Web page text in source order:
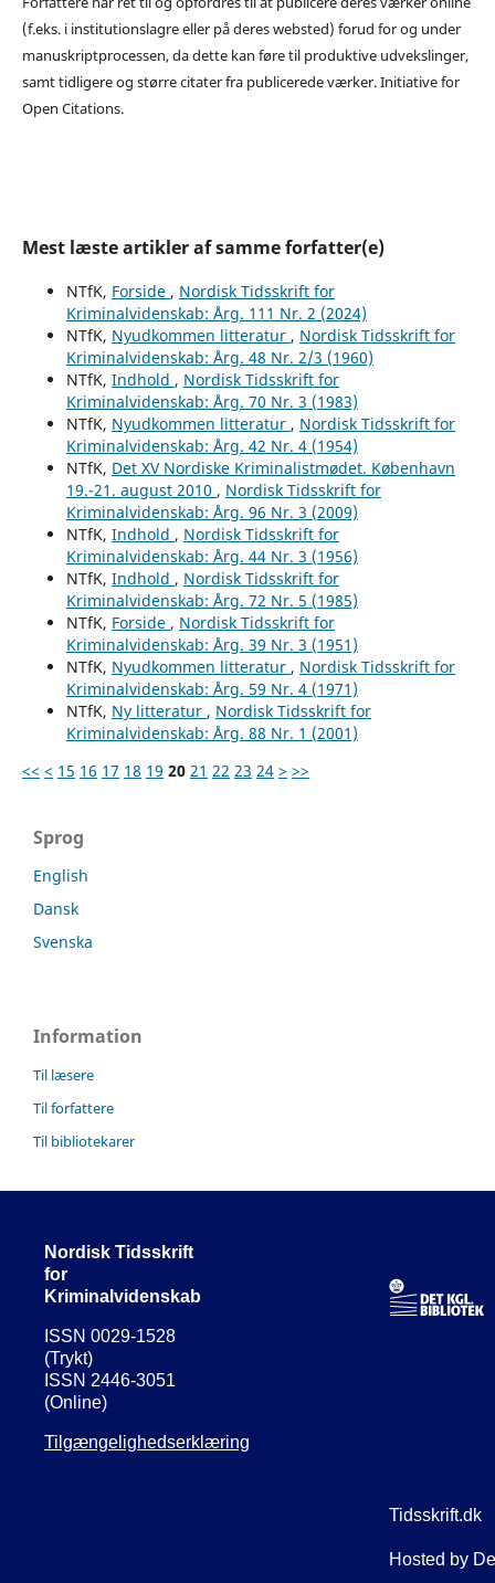
(f.eks. i institutionslagre eller på deres websted) forud for og under
manuskriptprocessen, da dette kan føre til produktive udvekslinger,
samt tidligere og større citater fra publicerede værker. Initiative for
Open Citations.
Mest læste artikler af samme forfatter(e)
NTfK, Forside , Nordisk Tidsskrift for
Kriminalvidenskab: Årg. 111 Nr. 2 (2024)
NTfK, Nyudkommen litteratur , Nordisk Tidsskrift for
Kriminalvidenskab: Årg. 48 Nr. 2/3 (1960)
NTfK, Indhold , Nordisk Tidsskrift for
Kriminalvidenskab: Årg. 70 Nr. 3 (1983)
NTfK, Nyudkommen litteratur , Nordisk Tidsskrift for
Kriminalvidenskab: Årg. 42 Nr. 4 (1954)
NTfK, Det XV Nordiske Kriminalistmødet. København
19.-21. august 2010 , Nordisk Tidsskrift for
Kriminalvidenskab: Årg. 96 Nr. 3 (2009)
NTfK, Indhold , Nordisk Tidsskrift for
Kriminalvidenskab: Årg. 44 Nr. 3 (1956)
NTfK, Indhold , Nordisk Tidsskrift for
Kriminalvidenskab: Årg. 72 Nr. 5 (1985)
NTfK, Forside , Nordisk Tidsskrift for
Kriminalvidenskab: Årg. 39 Nr. 3 (1951)
NTfK, Nyudkommen litteratur , Nordisk Tidsskrift for
Kriminalvidenskab: Årg. 59 Nr. 4 (1971)
NTfK, Ny litteratur , Nordisk Tidsskrift for
Kriminalvidenskab: Årg. 88 Nr. 1 (2001)
<< < 15 16 17 18 19 20 21 22 23 24 > >>
Sprog
English
Dansk
Svenska
Information
Til læsere
Til forfattere
Til bibliotekarer
Nordisk Tidsskrift
for
Kriminalvidenskab
ISSN 0029-1528
(Trykt)
ISSN 2446-3051
(Online)
Tilgængelighedserklæring